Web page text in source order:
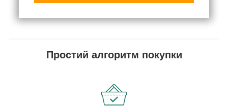
Простий алгоритм покупки